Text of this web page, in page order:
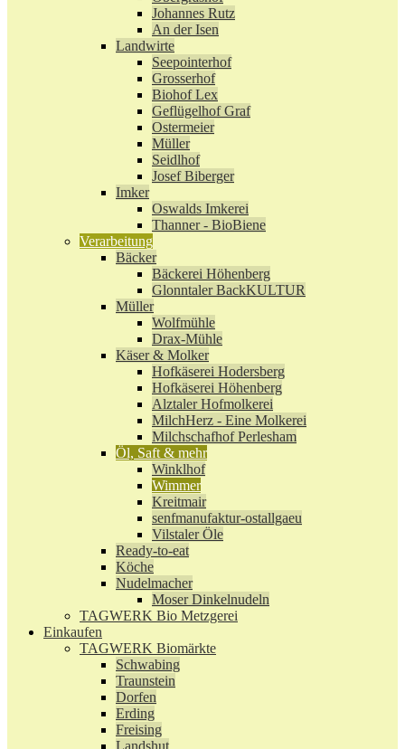
Johannes Rutz
An der Isen
Landwirte
Seepointerhof
Grosserhof
Biohof Lex
Geflügelhof Graf
Ostermeier
Müller
Seidlhof
Josef Biberger
Imker
Oswalds Imkerei
Thanner - BioBiene
Verarbeitung
Bäcker
Bäckerei Höhenberg
Glonntaler BackKULTUR
Müller
Wolfmühle
Drax-Mühle
Käser & Molker
Hofkäserei Hodersberg
Hofkäserei Höhenberg
Alztaler Hofmolkerei
MilchHerz - Eine Molkerei
Milchschafhof Perlesham
Öl, Saft & mehr
Winklhof
Wimmer
Kreitmair
senfmanufaktur-ostallgaeu
Vilstaler Öle
Ready-to-eat
Köche
Nudelmacher
Moser Dinkelnudeln
TAGWERK Bio Metzgerei
Einkaufen
TAGWERK Biomärkte
Schwabing
Traunstein
Dorfen
Erding
Freising
Landshut